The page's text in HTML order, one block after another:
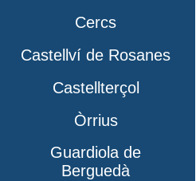
Cercs
Castellví de Rosanes
Castellterçol
Òrrius
Guardiola de
Berguedà